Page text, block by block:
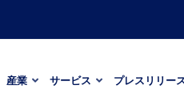
産業 サービス プレスリリー